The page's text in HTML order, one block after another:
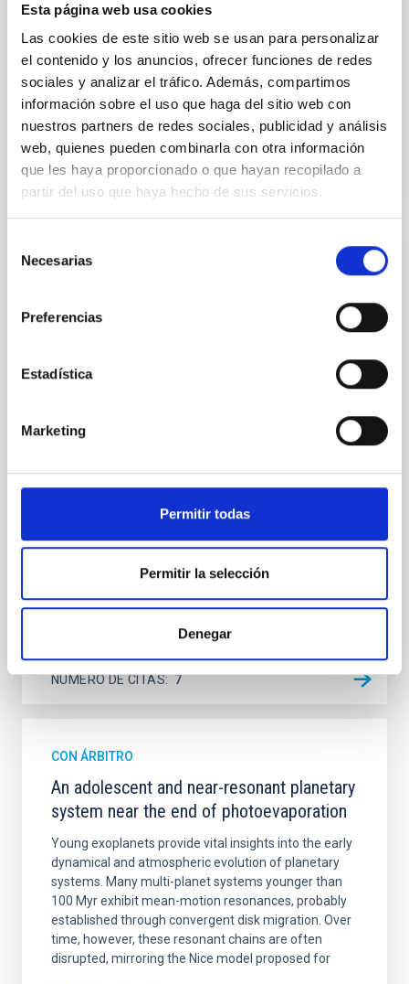
Esta página web usa cookies
Las cookies de este sitio web se usan para personalizar
el contenido y los anuncios, ofrecer funciones de redes
sociales y analizar el tráfico. Además, compartimos
información sobre el uso que haga del sitio web con
nuestros partners de redes sociales, publicidad y análisis
web, quienes pueden combinarla con otra información
que les haya proporcionado o que hayan recopilado a
partir del uso que haya hecho de sus servicios.
Necesarias
Preferencias
Estadística
Marketing
Permitir todas
Permitir la selección
Denegar
with respect to the larger-scale magnetic
Yin, Sean et al.
Fecha de publicación:
5 2026
BIBCODE 2026APJ..1003...83Y
NÚMERO DE CITAS
CON ÁRBITRO
galaxies at 1.2 ≲ z ≲ 2.2: Age, Fe-, and
SUSPENSE
quiescent galaxies at cosmic noon provide powerful
insights into star-formation quenching and stellar
studies have revealed that the cores of these
galaxies are redder than their outskirts. However,
spectroscopy is needed to break the age-metallicity
Cheng, Chloe M. et al.
Fecha de publicación: 6 2026
2026A&A...710A.158C
NÚMERO DE CITAS 7
CON ÁRBITRO
An adolescent and near-resonant planetary
system near the end of photoevaporation
Young exoplanets provide vital insights into the early
dynamical and atmospheric evolution of planetary
systems. Many multi-planet systems younger than
100 Myr exhibit mean-motion resonances, probably
established through convergent disk migration. Over
time, however, these resonant chains are often
disrupted, mirroring the Nice model proposed for